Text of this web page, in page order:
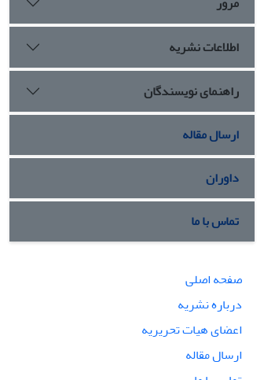
اطلاعات نشریه
راهنمای نویسندگان
ارسال مقاله
داوران
تماس با ما
صفحه اصلی
درباره نشریه
اعضای هیات تحریریه
ارسال مقاله